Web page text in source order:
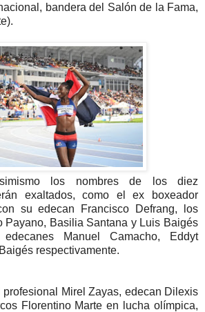
bandera del Salón de la Fama,
los nombres de los diez
exaltados, como el ex boxeador
su edecan Francisco Defrang, los
Payano, Basilia Santana y Luis Baigés
Manuel Camacho, Eddyt
respectivamente.
Mirel Zayas, edecan Dilexis
Florentino Marte en lucha olímpica,